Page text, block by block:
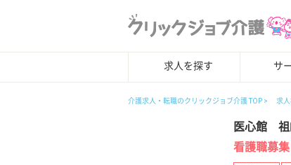
求人を探す サ
介護求人・転職のクリックジョブ介護 TOP 求
医心館 祖
看護職募集